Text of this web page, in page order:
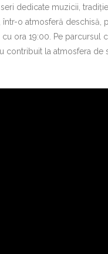
dedicate muzicii,
o atmosferă deschisă,
ora 19:00. Pe
la atmosfera de